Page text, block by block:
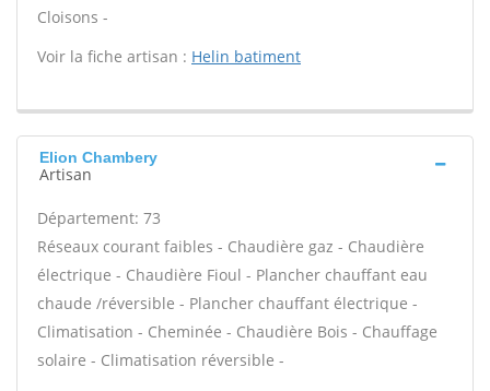
Cloisons -
Voir la fiche artisan : Helin batiment
Elion Chambery
Artisan
Département: 73
Réseaux courant faibles - Chaudière gaz - Chaudière
électrique - Chaudière Fioul - Plancher chauffant eau
chaude /réversible - Plancher chauffant électrique -
Climatisation - Cheminée - Chaudière Bois - Chauffage
solaire - Climatisation réversible -